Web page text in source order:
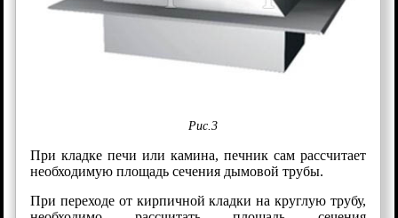
Рис.3
При кладке печи или камина, печник сам рассчитает
необходимую площадь сечения дымовой трубы.
При переходе от кирпичной кладки на круглую трубу,